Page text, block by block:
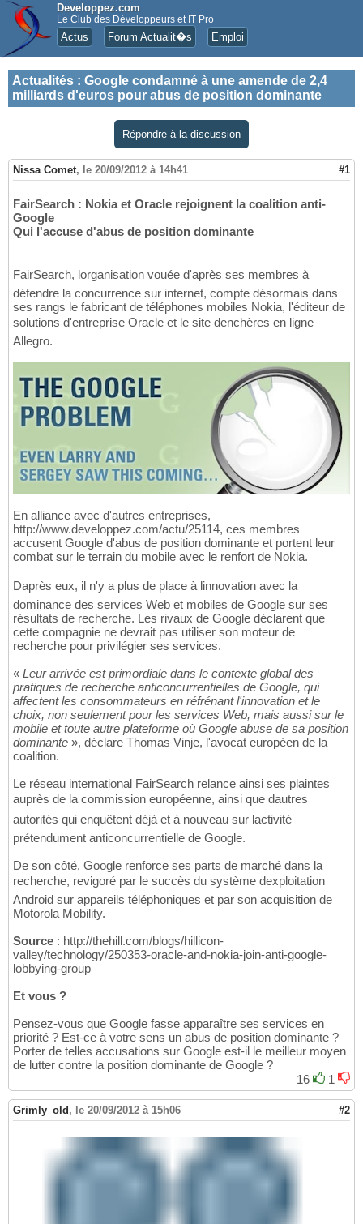
Developpez.com
Le Club des Développeurs et IT Pro
Actus Forum Actualit�s Emploi
Actualités : Google condamné à une amende de 2,4
milliards d'euros pour abus de position dominante
Répondre à la discussion
Nissa Comet, le 20/09/2012 à 14h41 #1
FairSearch : Nokia et Oracle rejoignent la coalition anti-
Google
Qui l'accuse d'abus de position dominante
FairSearch, lorganisation vouée d'après ses membres à
défendre la concurrence sur internet, compte désormais dans
ses rangs le fabricant de téléphones mobiles Nokia, l'éditeur de
solutions d'entreprise Oracle et le site denchères en ligne
Allegro.
En alliance avec d'autres entreprises,
http://www.developpez.com/actu/25114, ces membres
accusent Google d'abus de position dominante et portent leur
combat sur le terrain du mobile avec le renfort de Nokia.
Daprès eux, il n'y a plus de place à linnovation avec la
dominance des services Web et mobiles de Google sur ses
résultats de recherche. Les rivaux de Google déclarent que
cette compagnie ne devrait pas utiliser son moteur de
recherche pour privilégier ses services.
« Leur arrivée est primordiale dans le contexte global des
pratiques de recherche anticoncurrentielles de Google, qui
affectent les consommateurs en réfrénant l'innovation et le
choix, non seulement pour les services Web, mais aussi sur le
mobile et toute autre plateforme où Google abuse de sa position
dominante », déclare Thomas Vinje, l'avocat européen de la
coalition.
Le réseau international FairSearch relance ainsi ses plaintes
auprès de la commission européenne, ainsi que dautres
autorités qui enquêtent déjà et à nouveau sur lactivité
prétendument anticoncurrentielle de Google.
De son côté, Google renforce ses parts de marché dans la
recherche, revigoré par le succès du système dexploitation
Android sur appareils téléphoniques et par son acquisition de
Motorola Mobility.
Source : http://thehill.com/blogs/hillicon-
valley/technology/250353-oracle-and-nokia-join-anti-google-
lobbying-group
Et vous ?
Pensez-vous que Google fasse apparaître ses services en
priorité ? Est-ce à votre sens un abus de position dominante ?
Porter de telles accusations sur Google est-il le meilleur moyen
de lutter contre la position dominante de Google ?
16
1
Grimly_old, le 20/09/2012 à 15h06 #2